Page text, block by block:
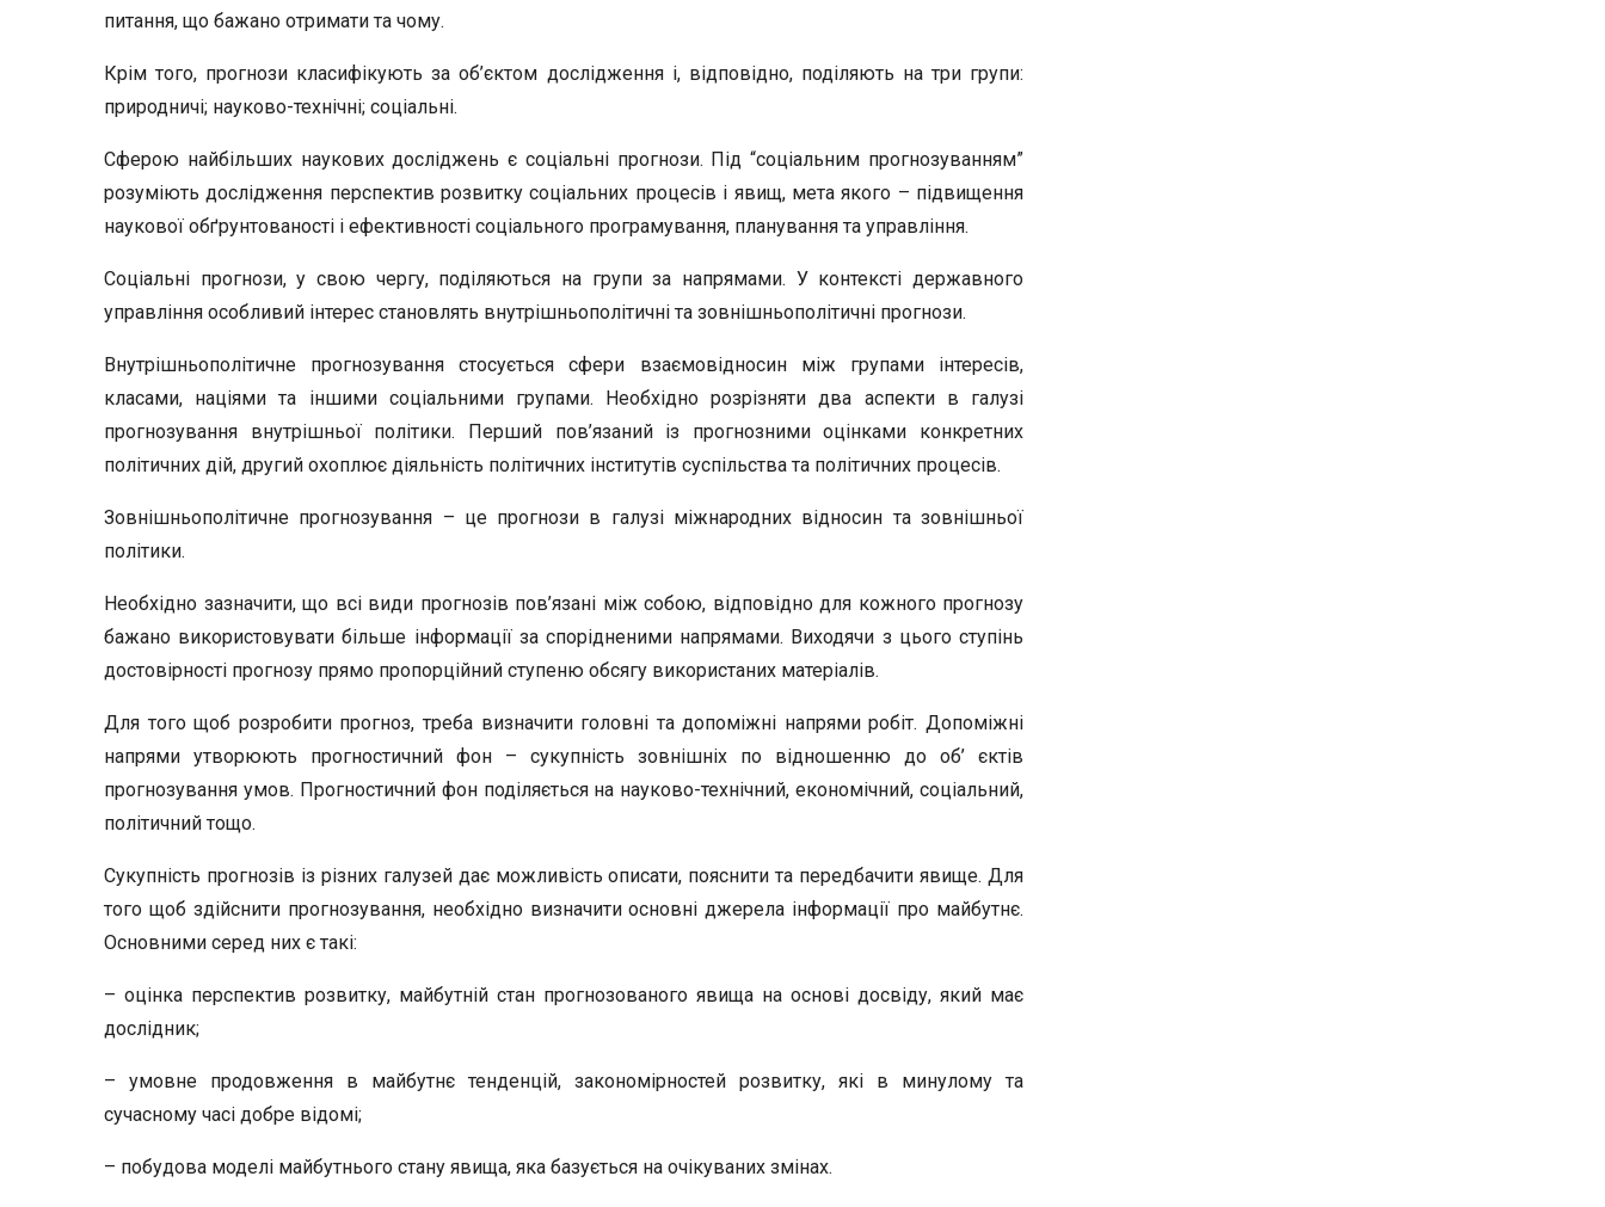
питання, що бажано отримати та чому.
Крім того, прогнози класифікують за об’єктом дослідження і, відповідно, поділяють на три групи:
природничі; науково-технічні; соціальні.
Сферою найбільших наукових досліджень є соціальні прогнози. Під “соціальним прогнозуванням”
розуміють дослідження перспектив розвитку соціальних процесів і явищ, мета якого – підвищення
наукової обґрунтованості і ефективності соціального програмування, планування та управління.
Соціальні прогнози, у свою чергу, поділяються на групи за напрямами. У контексті державного
управління особливий інтерес становлять внутрішньополітичні та зовнішньополітичні прогнози.
Внутрішньополітичне прогнозування стосується сфери взаємовідносин між групами інтересів,
класами, націями та іншими соціальними групами. Необхідно розрізняти два аспекти в галузі
прогнозування внутрішньої політики. Перший пов’язаний із прогнозними оцінками конкретних
політичних дій, другий охоплює діяльність політичних інститутів суспільства та політичних процесів.
Зовнішньополітичне прогнозування – це прогнози в галузі міжнародних відносин та зовнішньої
політики.
Необхідно зазначити, що всі види прогнозів пов’язані між собою, відповідно для кожного прогнозу
бажано використовувати більше інформації за спорідненими напрямами. Виходячи з цього ступінь
достовірності прогнозу прямо пропорційний ступеню обсягу використаних матеріалів.
Для того щоб розробити прогноз, треба визначити головні та допоміжні напрями робіт. Допоміжні
напрями утворюють прогностичний фон – сукупність зовнішніх по відношенню до об’ єктів
прогнозування умов. Прогностичний фон поділяється на науково-технічний, економічний, соціальний,
політичний тощо.
Сукупність прогнозів із різних галузей дає можливість описати, пояснити та передбачити явище. Для
того щоб здійснити прогнозування, необхідно визначити основні джерела інформації про майбутнє.
Основними серед них є такі:
– оцінка перспектив розвитку, майбутній стан прогнозованого явища на основі досвіду, який має
дослідник;
– умовне продовження в майбутнє тенденцій, закономірностей розвитку, які в минулому та
сучасному часі добре відомі;
– побудова моделі майбутнього стану явища, яка базується на очікуваних змінах.